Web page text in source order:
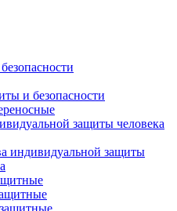
и безопасности
защиты человека
индивидуальной защиты